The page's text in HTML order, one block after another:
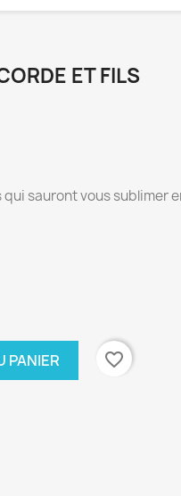
ET FILS
sauront vous sublimer
PANIER favorite_border